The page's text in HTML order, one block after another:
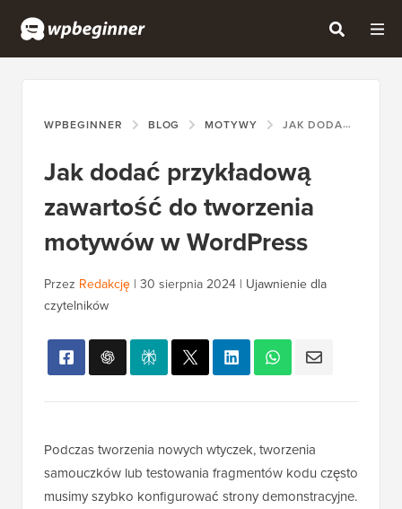
WPBEGINNER BLOG MOTYWY JAK DODAĆ PRZYKŁADOWĄ ZAWARTOŚĆ DO TWORZENIA MOTYWÓW W WORDPRESS
Jak dodać przykładową
zawartość do tworzenia
motywów w WordPress
Przez Redakcję | 30 sierpnia 2024 | Ujawnienie dla
czytelników
Podczas tworzenia nowych wtyczek, tworzenia
samouczków lub testowania fragmentów kodu często
musimy szybko konfigurować strony demonstracyjne.